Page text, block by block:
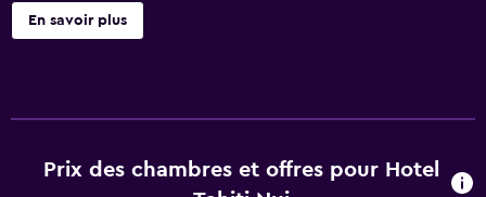
fitness, un bar / salon et un bar en bord de piscine,
disponibles sur place. Hotel Tahiti Nui possède 91
sèche-cheveux. Vous pourrez accéder à Internet
gratuitement par le biais d'une connexion câblée. Des
En savoir plus
Prix des chambres et offres pour Hotel